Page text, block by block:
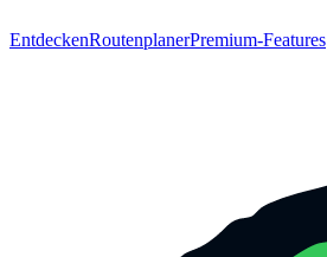
EntdeckenRoutenplanerPremium-Features